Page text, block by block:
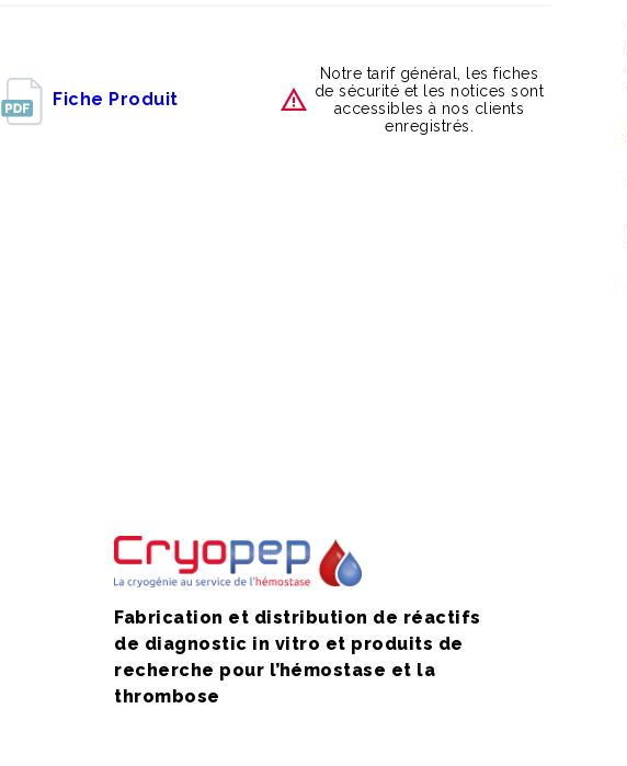
Fiche Produit
Notre tarif général, les fiches
de sécurité et les notices sont
accessibles à nos clients
enregistrés.
Fabrication et distribution de réactifs
de diagnostic in vitro et produits de
recherche pour l’hémostase et la
thrombose